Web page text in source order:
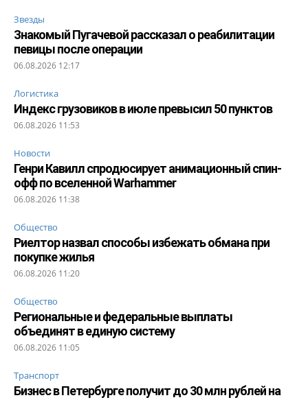
Звезды
Знакомый Пугачевой рассказал о реабилитации
певицы после операции
06.08.2026 12:17
Логистика
Индекс грузовиков в июле превысил 50 пунктов
06.08.2026 11:53
Новости
Генри Кавилл спродюсирует анимационный спин-
офф по вселенной Warhammer
06.08.2026 11:38
Общество
Риелтор назвал способы избежать обмана при
покупке жилья
06.08.2026 11:20
Общество
Региональные и федеральные выплаты
объединят в единую систему
06.08.2026 11:05
Транспорт
Бизнес в Петербурге получит до 30 млн рублей на